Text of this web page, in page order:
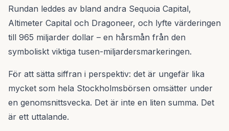
Rundan leddes av bland andra Sequoia Capital,
Altimeter Capital och Dragoneer, och lyfte värderingen
till 965 miljarder dollar – en hårsmån från den
symboliskt viktiga tusen-miljardersmarkeringen.
För att sätta siffran i perspektiv: det är ungefär lika
mycket som hela Stockholmsbörsen omsätter under
en genomsnittsvecka. Det är inte en liten summa. Det
är ett uttalande.